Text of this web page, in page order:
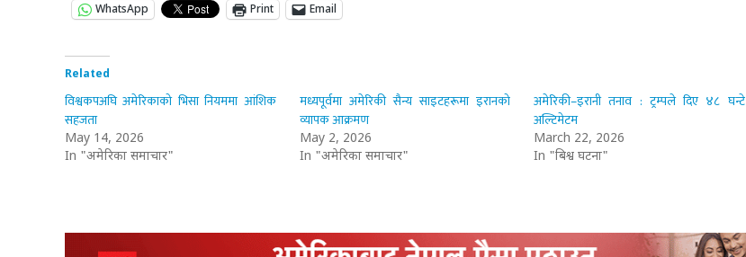
WhatsApp
Print Email
Related
विश्वकपअघि अमेरिकाको भिसा नियममा आंशिक
सहजता
May 14, 2026
In "अमेरिका समाचार"
मध्यपूर्वमा अमेरिकी सैन्य साइटहरूमा इरानको
व्यापक आक्रमण
May 2, 2026
In "अमेरिका समाचार"
अमेरिकी–इरानी तनाव : ट्रम्पले दिए ४८ घन्टे
अल्टिमेटम
March 22, 2026
In "बिश्व घटना"